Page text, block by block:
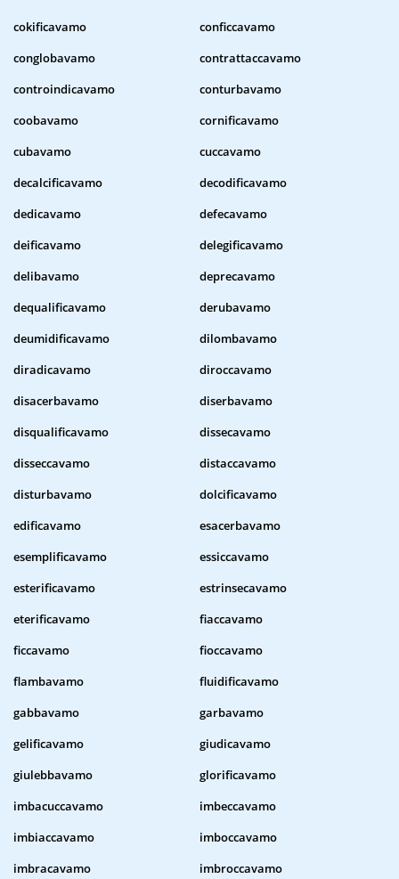
cokificavamo
conficcavamo
conglobavamo
contrattaccavamo
controindicavamo
conturbavamo
coobavamo
cornificavamo
cubavamo
cuccavamo
decalcificavamo
decodificavamo
dedicavamo
defecavamo
deificavamo
delegificavamo
delibavamo
deprecavamo
dequalificavamo
derubavamo
deumidificavamo
dilombavamo
diradicavamo
diroccavamo
disacerbavamo
diserbavamo
disqualificavamo
dissecavamo
disseccavamo
distaccavamo
disturbavamo
dolcificavamo
edificavamo
esacerbavamo
esemplificavamo
essiccavamo
esterificavamo
estrinsecavamo
eterificavamo
fiaccavamo
ficcavamo
fioccavamo
flambavamo
fluidificavamo
gabbavamo
garbavamo
gelificavamo
giudicavamo
giulebbavamo
glorificavamo
imbacuccavamo
imbeccavamo
imbiaccavamo
imboccavamo
imbracavamo
imbroccavamo